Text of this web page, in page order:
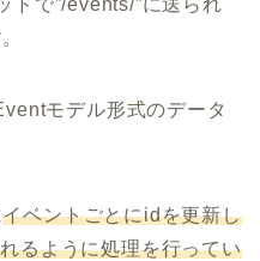
ドで”/events/”に送られ
モデル形式のデータ
イベントごとにidを更新し
るように処理を行ってい